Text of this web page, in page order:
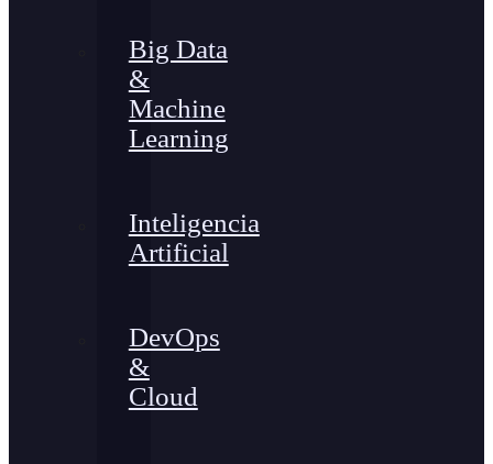
Big Data
&
Machine
Learning
Inteligencia
Artificial
DevOps
&
Cloud